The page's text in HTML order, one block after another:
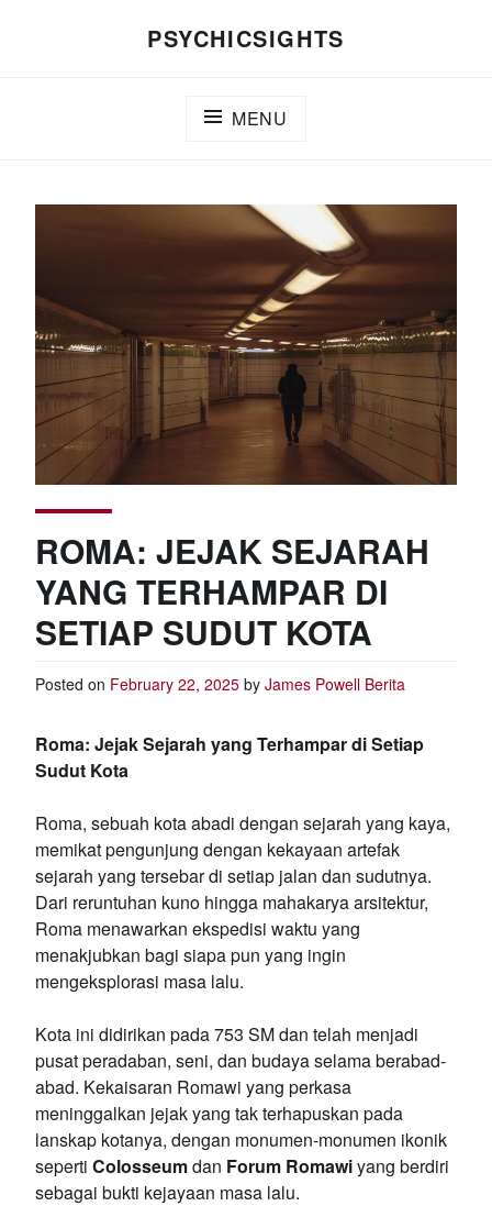
PSYCHICSIGHTS
MENU
ROMA: JEJAK SEJARAH
YANG TERHAMPAR DI
SETIAP SUDUT KOTA
Posted on February 22, 2025 by James Powell Berita
Roma: Jejak Sejarah yang Terhampar di Setiap
Sudut Kota
Roma, sebuah kota abadi dengan sejarah yang kaya,
memikat pengunjung dengan kekayaan artefak
sejarah yang tersebar di setiap jalan dan sudutnya.
Dari reruntuhan kuno hingga mahakarya arsitektur,
Roma menawarkan ekspedisi waktu yang
menakjubkan bagi siapa pun yang ingin
mengeksplorasi masa lalu.
Kota ini didirikan pada 753 SM dan telah menjadi
pusat peradaban, seni, dan budaya selama berabad-
abad. Kekaisaran Romawi yang perkasa
meninggalkan jejak yang tak terhapuskan pada
lanskap kotanya, dengan monumen-monumen ikonik
seperti Colosseumdan Forum Romawiyang berdiri
sebagai bukti kejayaan masa lalu.